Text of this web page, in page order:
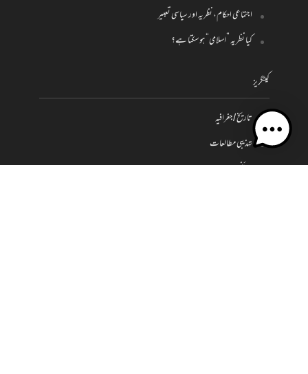
اجتماعی احکام، نظریہ اور سیاسی تعبیر
کیا نظریہ ”اسلامی“ ہو سکتا ہے؟
کیٹگریز
تاریخ / جغرافیہ
تہذیبی مطالعات
سائنس